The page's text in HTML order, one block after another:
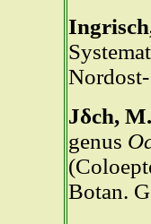
Jδch,
genus
Botan.